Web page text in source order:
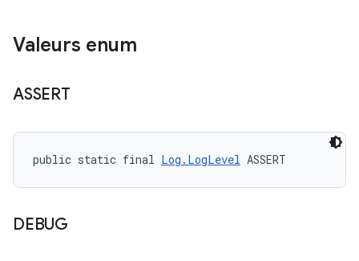
Valeurs enum
ASSERT
public static final Log.LogLevel ASSERT
DEBUG